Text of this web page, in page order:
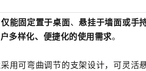
仅能固定置于桌面、悬挂于墙面或手
多样化、便捷化的使用需求。
用可弯曲调节的支架设计，可灵活